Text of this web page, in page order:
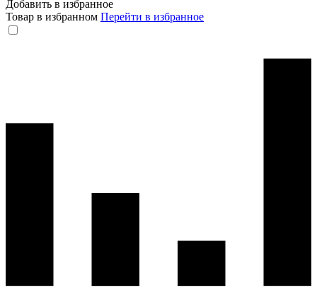
Добавить в избранное
Товар в избранном Перейти в избранное